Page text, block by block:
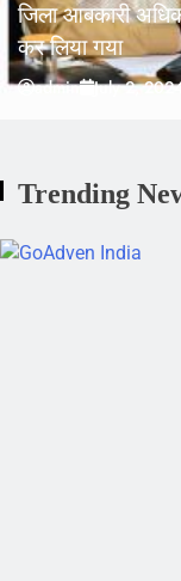
जिला आबकारी
कर लिया गया
admin July 2,
Trending